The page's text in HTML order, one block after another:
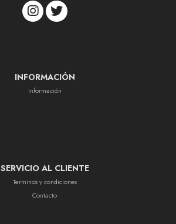
INFORMACIÓN
Información
SERVICIO AL CLIENTE
Terminos y condiciones
Contacto